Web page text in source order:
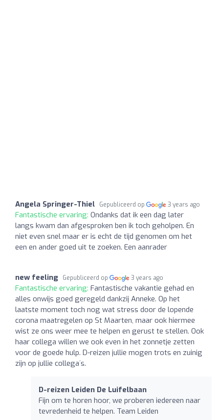
Angela Springer-Thiel Gepubliceerd op 3 years ago
Fantastische ervaring: Ondanks dat ik een dag later
langs kwam dan afgesproken ben ik toch geholpen. En
niet even snel maar er is echt de tijd genomen om het
een en ander goed uit te zoeken. Een aanrader
new feeling Gepubliceerd op 3 years ago
Fantastische ervaring: Fantastische vakantie gehad en
alles onwijs goed geregeld dankzij Anneke. Op het
laatste moment toch nog wat stress door de lopende
corona maatregelen op St Maarten, maar ook hiermee
wist ze ons weer mee te helpen en gerust te stellen. Ook
haar collega willen we ook even in het zonnetje zetten
voor de goede hulp. D-reizen jullie mogen trots en zuinig
zijn op jullie collega´s.
D-reizen Leiden De Luifelbaan
Fijn om te horen hoor, we proberen iedereen naar
tevredenheid te helpen. Team Leiden